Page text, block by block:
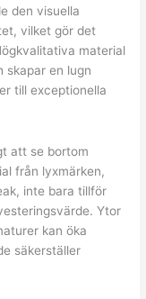
den visuella
vilket gör det
material
skapar en lugn
till exceptionella
att se bortom
från lyxmärken,
inte bara tillför
Ytor
kan öka
säkerställer